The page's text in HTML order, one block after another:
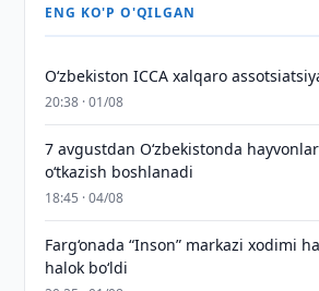
ENG KO'P O'QILGAN
O‘zbekiston ICCA xalqaro
20:38 · 01/08
7 avgustdan O‘zbekistonda
o‘tkazish boshlanadi
18:45 · 04/08
Farg‘onada “Inson” markazi xodimi
halok bo‘ldi